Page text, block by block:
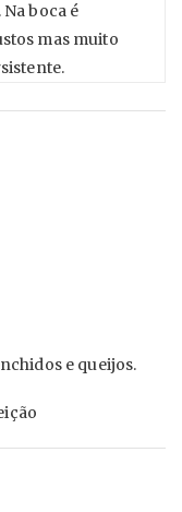
boca é
mas muito
e queijos.